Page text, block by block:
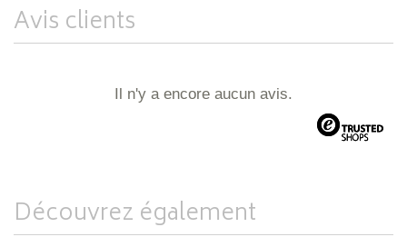
Avis clients
Il n'y a encore aucun avis.
Découvrez également